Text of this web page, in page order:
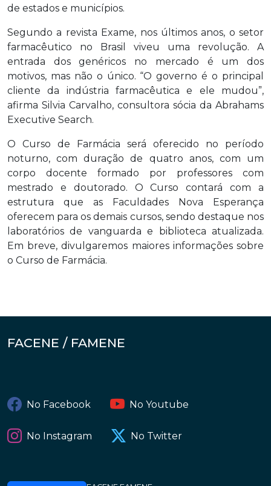
de estados e municípios.
Segundo a revista Exame, nos últimos anos, o setor
farmacêutico no Brasil viveu uma revolução. A
entrada dos genéricos no mercado é um dos
motivos, mas não o único. “O governo é o principal
cliente da indústria farmacêutica e ele mudou”,
afirma Silvia Carvalho, consultora sócia da Abrahams
Executive Search.
O Curso de Farmácia será oferecido no período
noturno, com duração de quatro anos, com um
corpo docente formado por professores com
mestrado e doutorado. O Curso contará com a
estrutura que as Faculdades Nova Esperança
oferecem para os demais cursos, sendo destaque nos
laboratórios de vanguarda e biblioteca atualizada.
Em breve, divulgaremos maiores informações sobre
o Curso de Farmácia.
FACENE / FAMENE
No Facebook No Youtube
No Instagram No Twitter